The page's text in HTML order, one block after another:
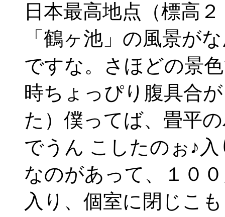
日本最高地点（標高
「鶴ヶ池」の風景が
ですな。さほどの景
時ちょっぴり腹具合
た）僕ってば、畳平
でうん こしたのぉ♪
なのがあって、１０
入り、個室に閉じこ